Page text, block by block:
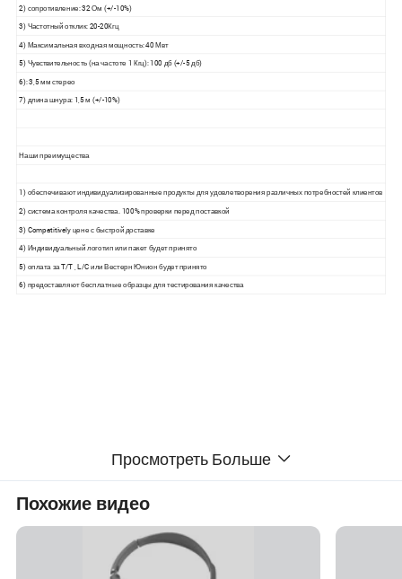
2) сопротивление: 32 Ом (+/-10%)
3) Частотный отклик: 20-20Кгц
4) Максимальная входная мощность: 40 Мвт
5) Чувствительность (на частоте 1 Кгц): 100 дб (+/-5 дб)
6): 3,5 мм стерео
7) длина шнура: 1,5 м (+/-10%)
Наши преимущества
1) обеспечивают индивидуализированные продукты для удовлетворения различных потребностей клиентов
2) система контроля качества. 100% проверки перед поставкой
3) Compatitively цене с быстрой доставке
4) Индивидуальный логотип или пакет будет принято
5) оплата за T/T , L/C или Вестерн Юнион будет принято
6) предоставляют бесплатные образцы для тестирования качества
Просмотреть Больше
Похожие видео